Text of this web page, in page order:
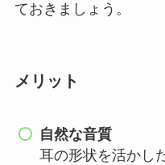
ておきましょう。
メリット
自然な音質
耳の形状を活かし